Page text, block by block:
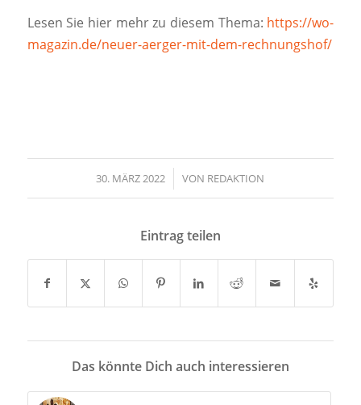
Lesen Sie hier mehr zu diesem Thema: https://wo-
magazin.de/neuer-aerger-mit-dem-rechnungshof/
30. MÄRZ 2022
/ VON REDAKTION
Eintrag teilen
Das könnte Dich auch interessieren